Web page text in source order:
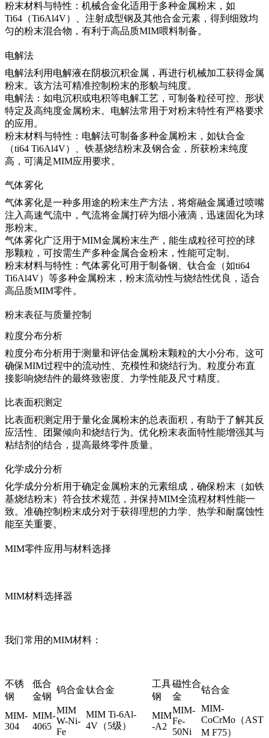
粉末材料与特性：机械合金化适用于多种金属粉末，如
Ti64（Ti6Al4V）、注射成型钢及其他合金元素，得到细致均
匀的粉末混合物，有利于高品质MIM喂料制备。
电解法
电解法利用电解液在阴极沉积金属，再进行机械加工获得金属
粉末。该方法可精准控制粉末的形貌与纯度。
电解法：如电沉积或电积等电解工艺，可制备粒径可控、形状
特定及高纯度金属粉末。电解法常用于对粉末特性有严格要求
的应用。
粉末材料与特性：电解法可制备多种金属粉末，如钛合金
（ti64 Ti6Al4V）、铁基烧结粉末及钢合金，所获粉末纯度
高，可满足MIM应用要求。
气体雾化
气体雾化是一种多用途的粉末生产方法，将熔融金属通过喷嘴
注入高速气流中，气流将金属打碎为细小液滴，迅速固化为球
形粉末。
气体雾化广泛用于MIM金属粉末生产，能生成粒径可控的球
形颗粒，可按需生产多种金属合金粉末，性能可定制。
粉末材料与特性：气体雾化可用于制备钢、钛合金（如ti64
Ti6Al4V）等多种金属粉末，粉末流动性与烧结性优良，适合
高品质MIM零件。
粉末表征与质量控制
粒度分布分析
粒度分布分析用于测量和评估金属粉末颗粒的大小分布。这可
确保MIM过程中的流动性、充模性和烧结行为。粒度分布直
接影响烧结件的最终致密度、力学性能及尺寸精度。
比表面积测定
比表面积测定用于量化金属粉末的总表面积，有助于了解其反
应活性、团聚倾向和烧结行为。优化粉末表面特性能增强其与
粘结剂的结合，提高最终零件质量。
化学成分分析
化学成分分析用于确定金属粉末的元素组成，确保粉末（如铁
基烧结粉末）符合技术规范，并保持MIM全流程材料性能一
致。准确控制粉末成分对于获得理想的力学、热学和耐腐蚀性
能至关重要。
MIM零件应用与材料选择
MIM材料选择器
我们常用的MIM材料：
不锈
钢
低合
金钢
钨合金钛合金
工具
钢
磁性合
金
钴合金
MIM-
304
MIM-
4065
MIM
W-Ni-
Fe
MIM Ti-6Al-
4V（5级）
MIM
-A2
MIM-
Fe-
50Ni
MIM-
CoCrMo（AST
M F75）